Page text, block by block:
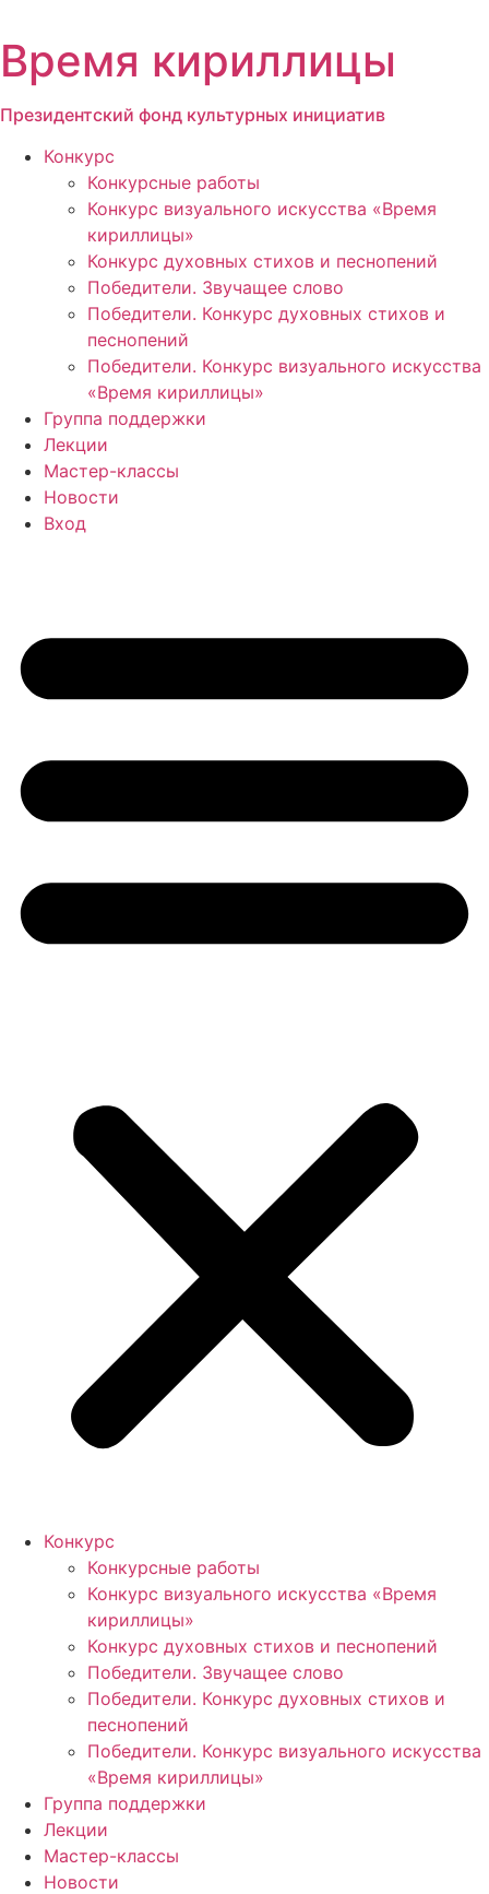
содержимому
Время кириллицы
Президентский фонд культурных инициатив
Конкурс
Конкурсные работы
Конкурс визуального искусства «Время
кириллицы»
Конкурс духовных стихов и песнопений
Победители. Звучащее слово
Победители. Конкурс духовных стихов и
песнопений
Победители. Конкурс визуального искусства
«Время кириллицы»
Группа поддержки
Лекции
Мастер-классы
Новости
Вход
Конкурс
Конкурсные работы
Конкурс визуального искусства «Время
кириллицы»
Конкурс духовных стихов и песнопений
Победители. Звучащее слово
Победители. Конкурс духовных стихов и
песнопений
Победители. Конкурс визуального искусства
«Время кириллицы»
Группа поддержки
Лекции
Мастер-классы
Новости